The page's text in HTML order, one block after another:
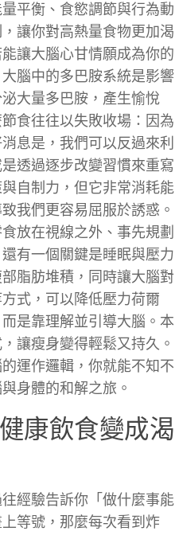
平衡、食慾調節與行為動
讓你對高熱量食物更加渴
讓大腦心甘情願成為你的
腦中的多巴胺系統是影響
大量多巴胺，產生愉悅
食往往以失敗收場：因為
息是，我們可以反過來利
透過逐步改變習慣來重寫
自制力，但它非常消耗能
我們更容易屈服於誘惑。
放在視線之外、事先規劃
有一個關鍵是睡眠與壓力
脂肪堆積，同時讓大腦對
式，可以降低壓力荷爾
是靠理解並引導大腦。本
讓瘦身變得輕鬆又持久。
運作邏輯，你就能不知不
身體的和解之旅。
康飲食變成渴
經驗告訴你「做什麼事能
等號，那麼每次看到炸